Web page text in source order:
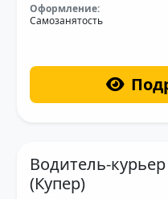
Оформление:
Самозанятость
Водитель-
(Купер)